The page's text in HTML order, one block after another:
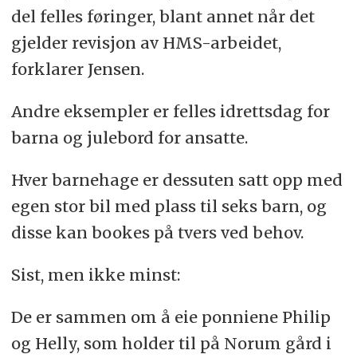
del felles føringer, blant annet når det
gjelder revisjon av HMS-arbeidet,
forklarer Jensen.
Andre eksempler er felles idrettsdag for
barna og julebord for ansatte.
Hver barnehage er dessuten satt opp med
egen stor bil med plass til seks barn, og
disse kan bookes på tvers ved behov.
Sist, men ikke minst:
De er sammen om å eie ponniene Philip
og Helly, som holder til på Norum gård i